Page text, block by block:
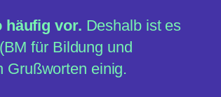
häufig vor. Deshalb ist es
für Bildung und
Grußworten einig.